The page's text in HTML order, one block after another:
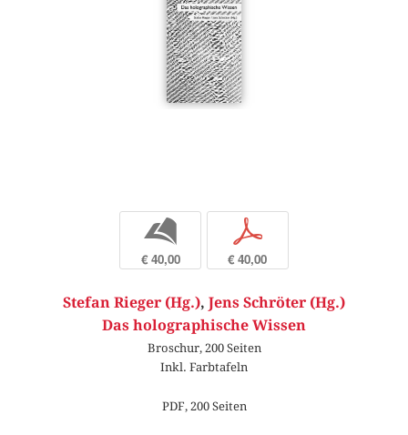
b
€ 40,00
p
€ 40,00
Stefan Rieger (Hg.), Jens Schröter (Hg.)
Das holographische Wissen
Broschur, 200 Seiten
Inkl. Farbtafeln
PDF, 200 Seiten